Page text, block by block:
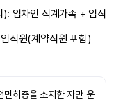
임차인 직계가족 + 임직
직원(계약직원 포함)
면허증을 소지한 자만 운